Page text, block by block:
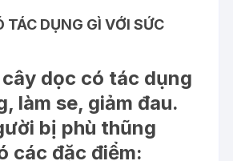
TÁC DỤNG GÌ VỚI SỨC
cây dọc có tác dụng
làm se, giảm đau.
bị phù thũng
các đặc điểm: